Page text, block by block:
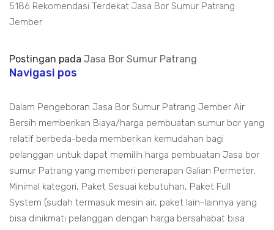
5186 Rekomendasi Terdekat Jasa Bor Sumur Patrang
Jember
Postingan pada Jasa Bor Sumur Patrang
Navigasi pos
Dalam Pengeboran Jasa Bor Sumur Patrang Jember Air
Bersih memberikan Biaya/harga pembuatan sumur bor yang
relatif berbeda-beda memberikan kemudahan bagi
pelanggan untuk dapat memilih harga pembuatan Jasa bor
sumur Patrang yang memberi penerapan Galian Permeter,
Minimal kategori, Paket Sesuai kebutuhan, Paket Full
System (sudah termasuk mesin air, paket lain-lainnya yang
bisa dinikmati pelanggan dengan harga bersahabat bisa